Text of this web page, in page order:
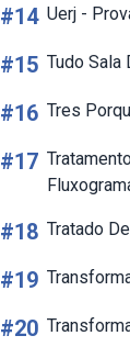
#14 Uerj -
#15 Tudo Sala
#16 Tres
#17
#18 Tratado
#19
#20